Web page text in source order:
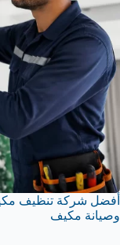
وصيانة مكيف